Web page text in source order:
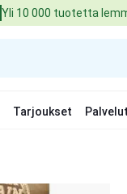
Yli 10 000 tuotetta
Tarjoukset Palvelut